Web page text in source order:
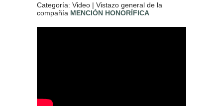
Categoría: Video | Vistazo general de la
compañía MENCIÓN HONORÍFICA